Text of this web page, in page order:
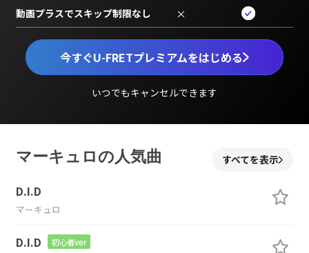
今すぐU-FRETプレミアムをはじめる
いつでもキャンセルできます
動画プラスでスキップ制限なし ×
マーキュロの人気曲 すべてを表示
D.I.D
マーキュロ
D.I.D 初心者ver